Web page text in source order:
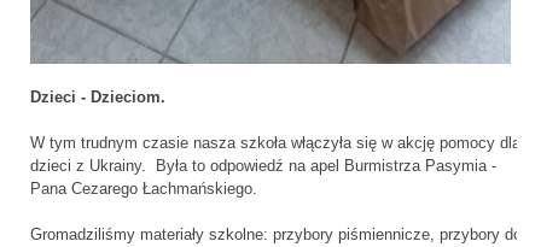
Dzieci - Dzieciom.
W tym trudnym czasie nasza szkoła włączyła się w akcję pomocy dla
dzieci z Ukrainy. Była to odpowiedź na apel Burmistrza Pasymia -
Pana Cezarego Łachmańskiego.
Gromadziliśmy materiały szkolne: przybory piśmiennicze, przybory do